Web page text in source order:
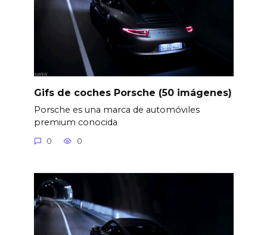
Gifs de coches Porsche (50 imágenes)
Porsche es una marca de automóviles
premium conocida
0 0